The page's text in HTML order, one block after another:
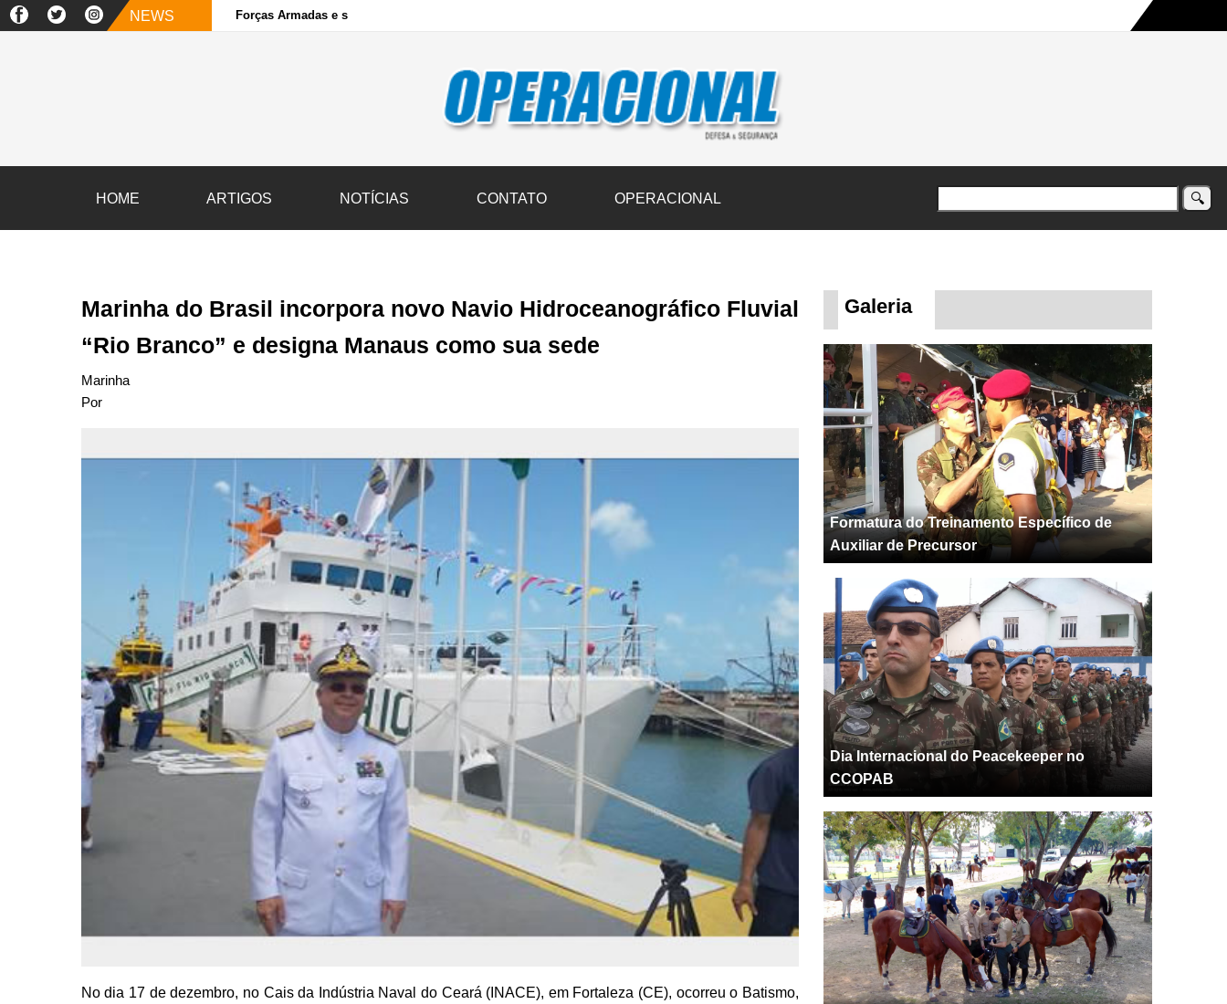
NEWS Forças Armadas e sociedade civil transportam 3,6 mil toneladas de donativos ao Rio Grande do Sul na maior campanha humanitária já registrada no país
HOME ARTIGOS NOTÍCIAS CONTATO OPERACIONAL
Marinha do Brasil incorpora novo Navio Hidroceanográfico Fluvial
“Rio Branco” e designa Manaus como sua sede
Marinha
Por
No dia 17 de dezembro, no Cais da Indústria Naval do Ceará (INACE), em Fortaleza (CE), ocorreu o Batismo,
Galeria
Formatura do Treinamento Específico de
Auxiliar de Precursor
Dia Internacional do Peacekeeper no
CCOPAB